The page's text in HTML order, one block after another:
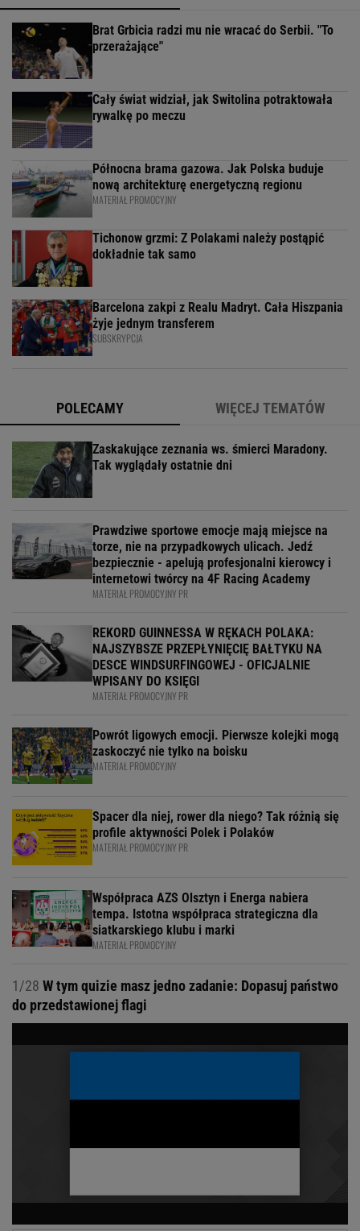
Brat Grbicia radzi mu nie wracać do Serbii. "To
przerażające"
Cały świat widział, jak Switolina potraktowała
rywalkę po meczu
Północna brama gazowa. Jak Polska buduje
nową architekturę energetyczną regionu
MATERIAŁ PROMOCYJNY
Tichonow grzmi: Z Polakami należy postąpić
dokładnie tak samo
Barcelona zakpi z Realu Madryt. Cała Hiszpania
żyje jednym transferem
SUBSKRYPCJA
POLECAMY WIĘCEJ TEMATÓW
Zaskakujące zeznania ws. śmierci Maradony.
Tak wyglądały ostatnie dni
Prawdziwe sportowe emocje mają miejsce na
torze, nie na przypadkowych ulicach. Jedź
bezpiecznie - apelują profesjonalni kierowcy i
internetowi twórcy na 4F Racing Academy
MATERIAŁ PROMOCYJNY PR
REKORD GUINNESSA W RĘKACH POLAKA:
NAJSZYBSZE PRZEPŁYNIĘCIĘ BAŁTYKU NA
DESCE WINDSURFINGOWEJ - OFICJALNIE
WPISANY DO KSIĘGI
MATERIAŁ PROMOCYJNY PR
Powrót ligowych emocji. Pierwsze kolejki mogą
zaskoczyć nie tylko na boisku
MATERIAŁ PROMOCYJNY
Spacer dla niej, rower dla niego? Tak różnią się
profile aktywności Polek i Polaków
MATERIAŁ PROMOCYJNY PR
Współpraca AZS Olsztyn i Energa nabiera
tempa. Istotna współpraca strategiczna dla
siatkarskiego klubu i marki
MATERIAŁ PROMOCYJNY
1/28 W tym quizie masz jedno zadanie: Dopasuj państwo
do przedstawionej flagi